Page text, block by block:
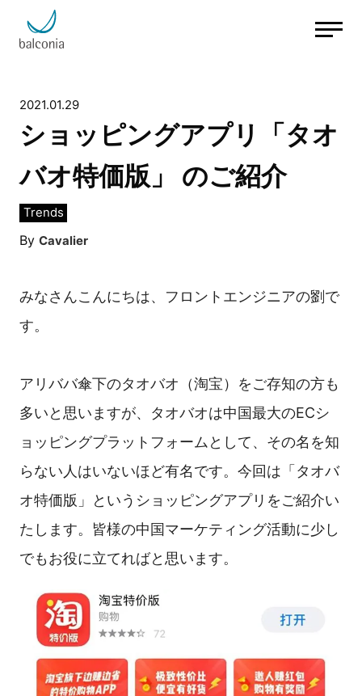
2021.01.29
ショッピングアプリ「タオ
バオ特価版」 のご紹介
Trends
By Cavalier
みなさんこんにちは、フロントエンジニアの劉で
す。
アリババ傘下のタオバオ（淘宝）をご存知の方も
多いと思いますが、タオバオは中国最大のECシ
ョッピングプラットフォームとして、その名を知
らない人はいないほど有名です。今回は「タオバ
オ特価版」というショッピングアプリをご紹介い
たします。皆様の中国マーケティング活動に少し
でもお役に立てればと思います。